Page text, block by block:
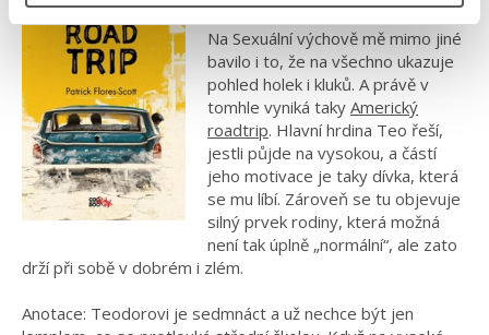
Na Sexuální výchově mě mimo jiné
bavilo i to, že na všechno ukazuje
pohled holek i kluků. A právě v
tomhle vyniká taky Americký
roadtrip. Hlavní hrdina Teo řeší,
jestli půjde na vysokou, a částí
jeho motivace je taky dívka, která
se mu líbí. Zároveň se tu objevuje
silný prvek rodiny, která možná
není tak úplně „normální“, ale zato
drží při sobě v dobrém i zlém.
Anotace: Teodorovi je sedmnáct a už nechce být jen